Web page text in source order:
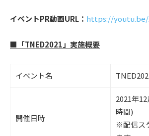
イベントPR動画URL： https://youtu.be/
■「TNED2021」実施概要
イベント名
開催日時
2021年
時間)
※配信ス